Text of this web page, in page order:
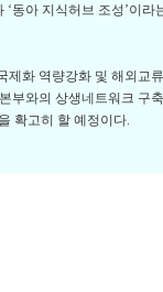
동아 지식허브 조성’이라
제화 역량강화 및 해외교류
부와의 상생네트워크 구
확고히 할 예정이다.